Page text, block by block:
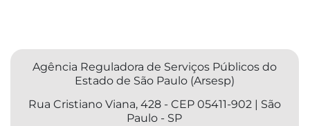
Agência Reguladora de Serviços Públicos do
Estado de São Paulo (Arsesp)
Rua Cristiano Viana, 428 - CEP 05411-902 | São
Paulo - SP